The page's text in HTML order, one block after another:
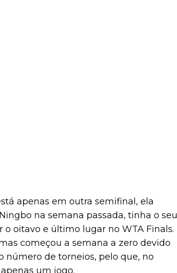
apenas em outra semifinal, ela
na semana passada, tinha o seu
oitavo e último lugar no WTA Finals.
começou a semana a zero devido
de torneios, pelo que, no
um jogo.